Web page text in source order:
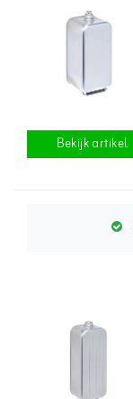
Bekijk artikel